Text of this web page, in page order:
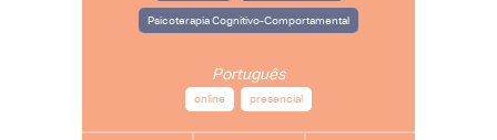
Psicoterapia Cognitivo-Comportamental
Português
online presencial